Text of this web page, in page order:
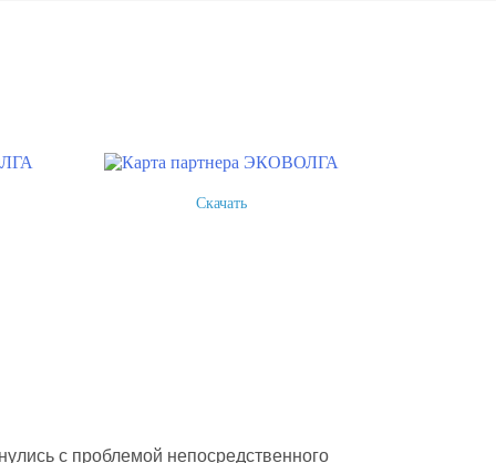
Скачать
с проблемой непосредственного